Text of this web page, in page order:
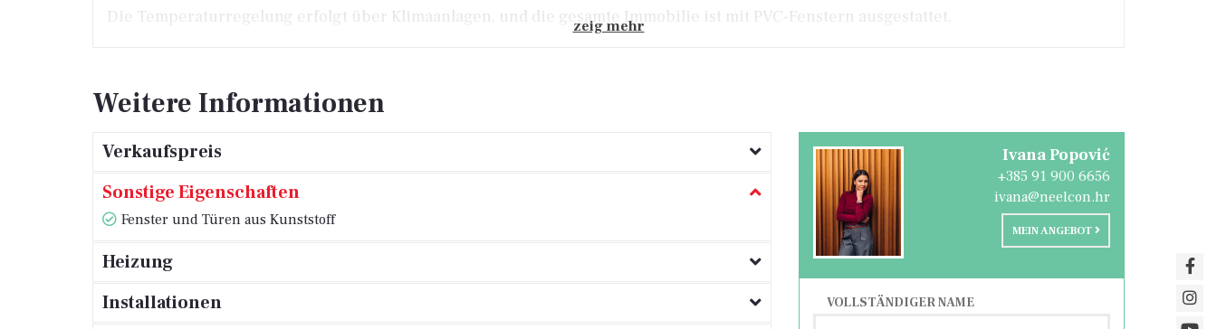
Die Temperaturregelung erfolgt über Klimaanlagen, und die gesamte Immobilie ist mit PVC-Fenstern ausgestattet.
zeig mehr
Weitere Informationen
Verkaufspreis
Sonstige Eigenschaften
Fenster und Türen aus Kunststoff
Heizung
Installationen
Ivana Popović
+385 91 900 6656
ivana@neelcon.hr
MEIN ANGEBOT
VOLLSTÄNDIGER NAME